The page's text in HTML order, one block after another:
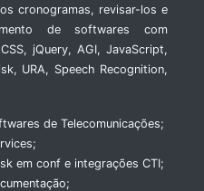
cronogramas, revisar-los e
de softwares com
jQuery, AGI, JavaScript,
URA, Speech Recognition,
de Telecomunicações;
em conf e integrações CTI;